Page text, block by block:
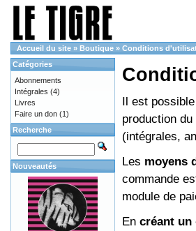
Accueil du site » Boutique » Conditions
Il est
production du
(intégrales,
Les moyens
commande
module de
En créant un
Catégories
Abonnements
Intégrales (4)
Livres
Faire un don (1)
Recherche
Nouveautés